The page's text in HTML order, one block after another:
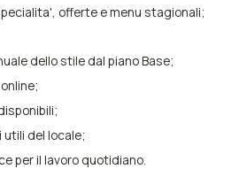
offerte e menu stagionali;
dello stile dal piano Base;
utili del locale;
per il lavoro quotidiano.